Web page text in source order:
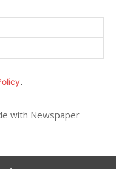
.
with Newspaper